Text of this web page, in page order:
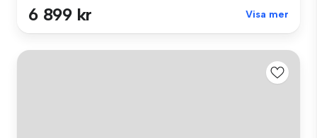
6 899 kr Visa mer